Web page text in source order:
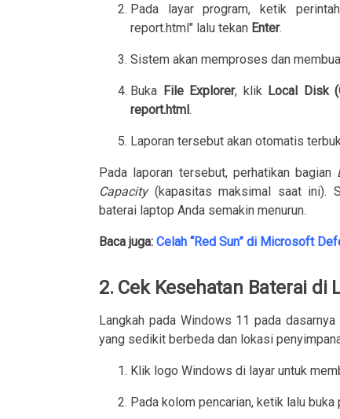
Pada layar program, ketik
report.html" lalu tekan Enter.
Sistem akan memproses dan
Buka File Explorer, klik Local Disk
report.html.
Laporan tersebut akan otomatis
Pada laporan tersebut, perhatikan bagian
Capacity(kapasitas maksimal saat ini).
baterai laptop Anda semakin menurun.
Baca juga: Celah “Red Sun” di Microsoft
2. Cek Kesehatan Baterai di
Langkah pada Windows 11 pada
yang sedikit berbeda dan lokasi
Klik logo Windows di layar untuk
Pada kolom pencarian, ketik lalu buka